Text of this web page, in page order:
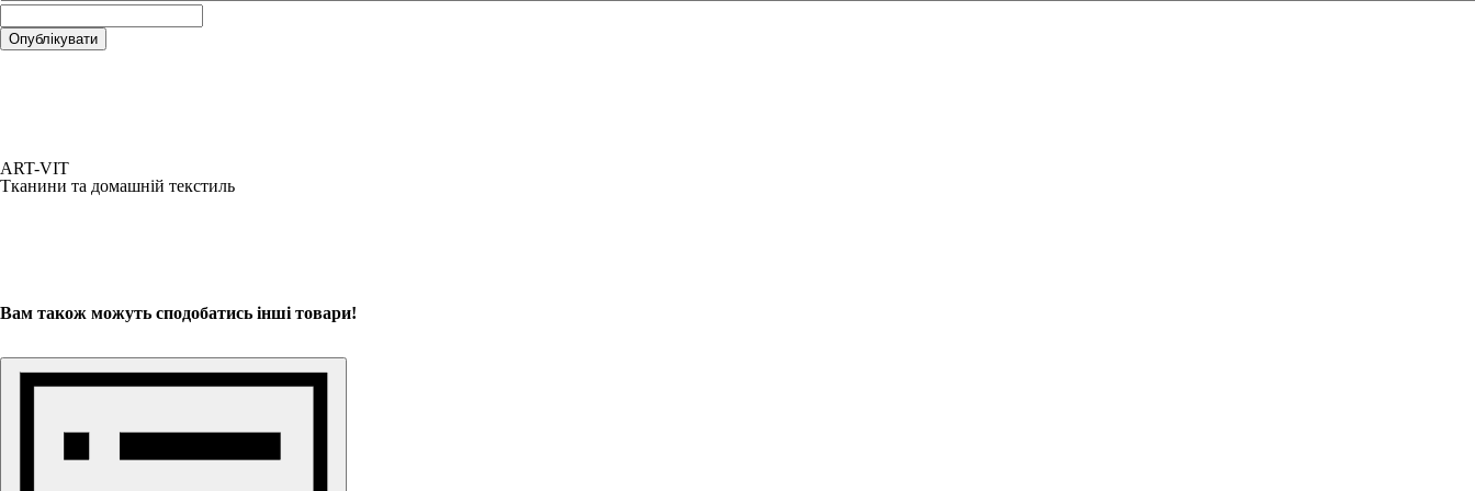
ART-VIT
Тканини та домашній текстиль
Вам також можуть сподобатись інші товари!